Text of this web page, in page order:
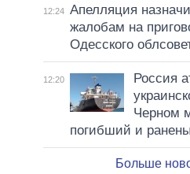
12:24 Апелляция
жалобам на
Одесского
12:20
Россия
Черном
погибший и
Больше